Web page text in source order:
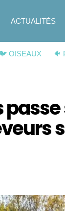
ACTUALITÉS
🐦 OISEAUX 🐠